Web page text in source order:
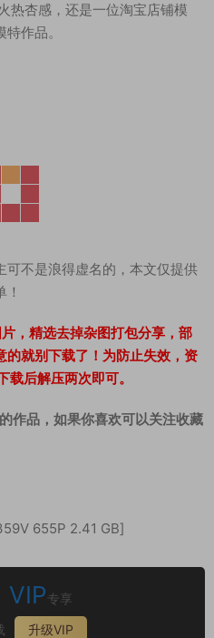
热杏感，还是一位淘宝店铺模
作品。
可不是浪得虚名的，本文仅提供
，精选去掉杂图打包分享，部
就别下载了！为防止失效，资
后解压两次即可。
作品，如果你喜欢可以关注收藏
655P 2.41 GB]
VIP 专享
升级VIP